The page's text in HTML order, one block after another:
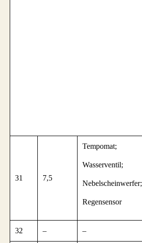
31 7,5
Tempomat;
Wasserventil;
Nebelscheinwerfer;
Regensensor
32 – –